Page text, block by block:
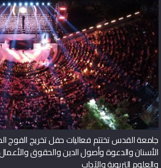
جامعة القدس تختتم فعاليات حفل تخريج الفوج
الأسنان والدعوة وأصول الدين والحقوق
والعلوم التربوية والآداب